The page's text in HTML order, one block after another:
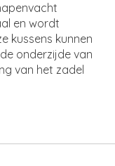
en wordt
kussens kunnen
onderzijde van
van het zadel